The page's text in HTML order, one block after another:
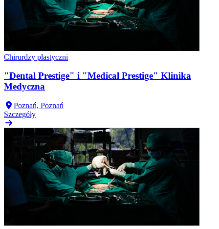
Chirurdzy plastyczni
"Dental Prestige" i "Medical Prestige" Klinika
Medyczna
Poznań, Poznań
Szczegóły